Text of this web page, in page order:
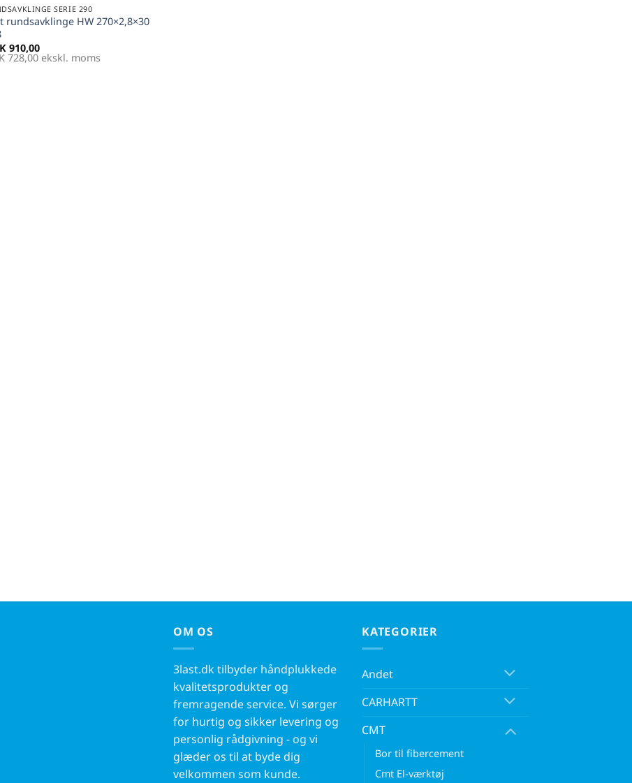
SERIE 290
rundsavklinge HW 270×2,8×30
910,00
728,00ekskl. moms
OM OS
3last.dk tilbyder håndplukkede
kvalitetsprodukter og
fremragende service. Vi sørger
for hurtig og sikker levering og
personlig rådgivning - og vi
glæder os til at byde dig
velkommen som kunde.
KATEGORIER
Andet
CARHARTT
CMT
Bor til fibercement
Cmt El-værktøj